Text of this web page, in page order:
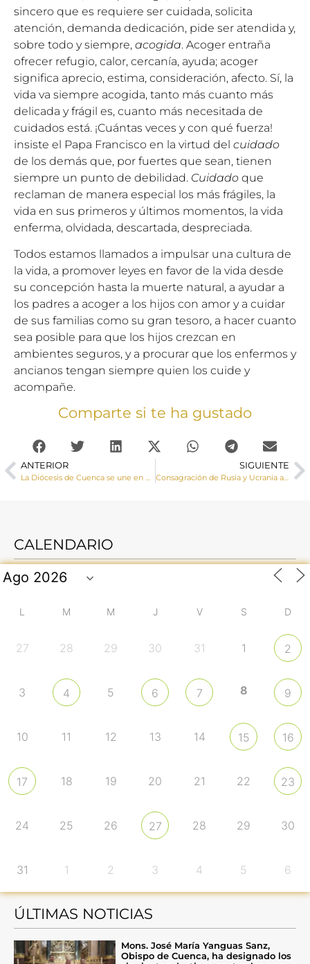
sincero que es requiere ser cuidada, solicita
atención, demanda dedicación, pide ser atendida y,
sobre todo y siempre, acogida. Acoger entraña
ofrecer refugio, calor, cercanía, ayuda; acoger
significa aprecio, estima, consideración, afecto. Sí, la
vida va siempre acogida, tanto más cuanto más
delicada y frágil es, cuanto más necesitada de
cuidados está. ¡Cuántas veces y con qué fuerza!
insiste el Papa Francisco en la virtud del cuidado
de los demás que, por fuertes que sean, tienen
siempre un punto de debilidad. Cuidado que
reclaman de manera especial los más frágiles, la
vida en sus primeros y últimos momentos, la vida
enferma, olvidada, descartada, despreciada.
Todos estamos llamados a impulsar una cultura de
la vida, a promover leyes en favor de la vida desde
su concepción hasta la muerte natural, a ayudar a
los padres a acoger a los hijos con amor y a cuidar
de sus familias como su gran tesoro, a hacer cuanto
sea posible para que los hijos crezcan en
ambientes seguros, y a procurar que los enfermos y
ancianos tengan siempre quien los cuide y
acompañe.
Comparte si te ha gustado
ANTERIOR
La Diócesis de Cuenca se une en oración al Papa en el Acto que consagrará a la Santísima Virgen los países de Rusia y Ucrania pidiendo la paz
SIGUIENTE
Consagración de Rusia y Ucrania al Inmaculado Corazón de María
CALENDARIO
L M M J V S D
27 28 29 30 31 1 2
3 4 5 6 7 8 9
10 11 12 13 14 15 16
17 18 19 20 21 22 23
24 25 26 27 28 29 30
31 1 2 3 4 5 6
ÚLTIMAS NOTICIAS
Mons. José María Yanguas Sanz,
Obispo de Cuenca, ha designado los